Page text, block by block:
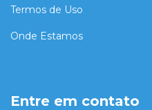
Termos de Uso
Onde Estamos
Entre em contato